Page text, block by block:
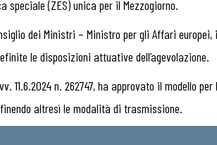
speciale (ZES) unica per il Mezzogiorno.
dei Ministri – Ministro per gli Affari
le disposizioni attuative dell’agevolazione.
11.6.2024 n. 262747, ha approvato il modello
altresì le modalità di trasmissione.